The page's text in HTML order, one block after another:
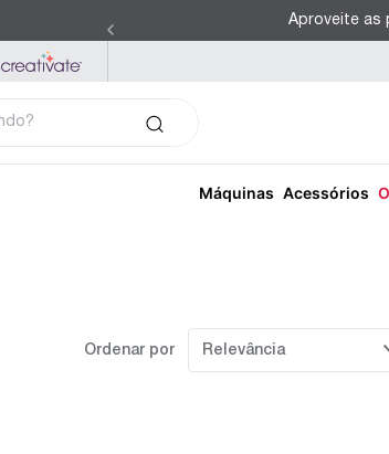
Aproveite as
MYSEWNET
Máquinas Acessórios
Ordenar por Relevância